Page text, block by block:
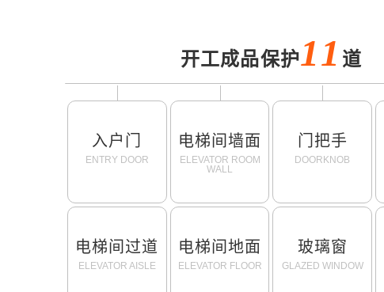
开工成品保护11 道
入户门
ENTRY DOOR
电梯间墙面
ELEVATOR ROOM
WALL
门把手
DOORKNOB
电梯间过道
ELEVATOR AISLE
电梯间地面
ELEVATOR FLOOR
玻璃窗
GLAZED WINDOW